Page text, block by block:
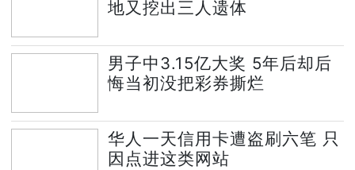
地又挖出三人遗体
男子中3.15亿大奖 5年后却后
悔当初没把彩券撕烂
华人一天信用卡遭盗刷六笔 只
因点进这类网站